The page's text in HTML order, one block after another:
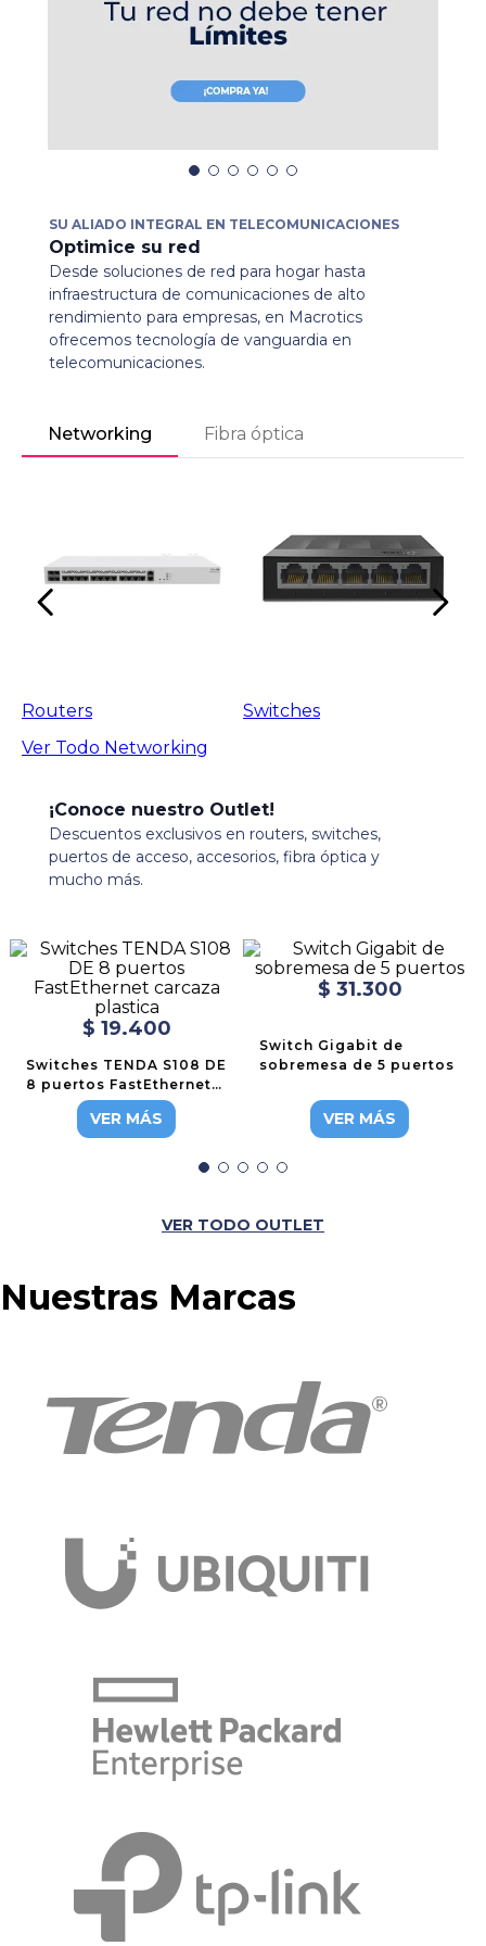
SU ALIADO INTEGRAL EN TELECOMUNICACIONES
Optimice su red
Desde soluciones de red para hogar hasta
infraestructura de comunicaciones de alto
rendimiento para empresas, en Macrotics
ofrecemos tecnología de vanguardia en
telecomunicaciones.
Networking Fibra óptica
Routers
Switches
Ver Todo Networking
¡Conoce nuestro Outlet!
Descuentos exclusivos en routers, switches,
puertos de acceso, accesorios, fibra óptica y
mucho más.
$ 19.400
Switches TENDA S108 DE
8 puertos FastEthernet
carcaza plastica
VER MÁS
$ 31.300
Switch Gigabit de
sobremesa de 5 puertos
VER MÁS
VER TODO OUTLET
Nuestras Marcas